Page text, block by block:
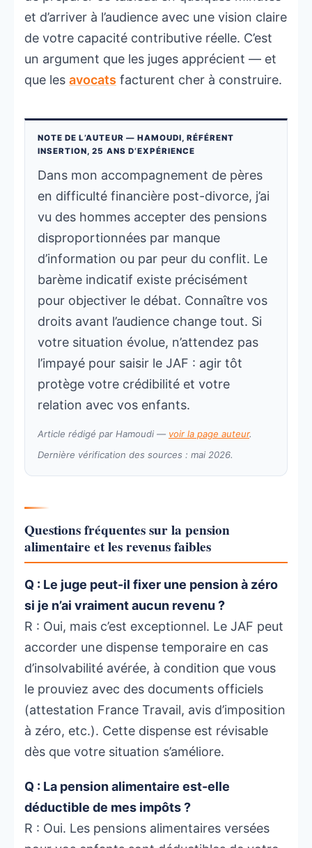
et d’arriver à l’audience avec une vision claire
de votre capacité contributive réelle. C’est
un argument que les juges apprécient — et
que les avocats facturent cher à construire.
NOTE DE L’AUTEUR — HAMOUDI, RÉFÉRENT
INSERTION, 25 ANS D’EXPÉRIENCE
Dans mon accompagnement de pères
en difficulté financière post-divorce, j’ai
vu des hommes accepter des pensions
disproportionnées par manque
d’information ou par peur du conflit. Le
barème indicatif existe précisément
pour objectiver le débat. Connaître vos
droits avant l’audience change tout. Si
votre situation évolue, n’attendez pas
l’impayé pour saisir le JAF : agir tôt
protège votre crédibilité et votre
relation avec vos enfants.
Article rédigé par Hamoudi — voir la page auteur.
Dernière vérification des sources : mai 2026.
Questions fréquentes sur la pension
alimentaire et les revenus faibles
Q : Le juge peut-il fixer une pension à zéro
si je n’ai vraiment aucun revenu ?
R : Oui, mais c’est exceptionnel. Le JAF peut
accorder une dispense temporaire en cas
d’insolvabilité avérée, à condition que vous
le prouviez avec des documents officiels
(attestation France Travail, avis d’imposition
à zéro, etc.). Cette dispense est révisable
dès que votre situation s’améliore.
Q : La pension alimentaire est-elle
déductible de mes impôts ?
R : Oui. Les pensions alimentaires versées